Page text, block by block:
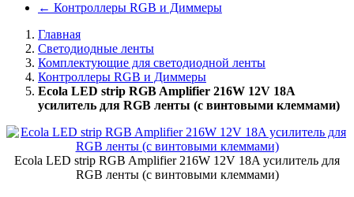
← Контроллеры RGB и Диммеры
Главная
Светодиодные ленты
Комплектующие для светодиодной ленты
Контроллеры RGB и Диммеры
Ecola LED strip RGB Amplifier 216W 12V 18A
усилитель для RGB ленты (с винтовыми клеммами)
Ecola LED strip RGB Amplifier 216W 12V 18A усилитель для
RGB ленты (с винтовыми клеммами)